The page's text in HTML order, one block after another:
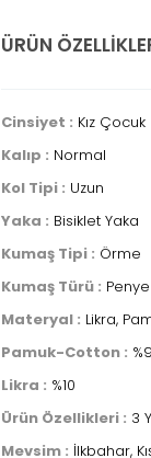
ÜRÜN
Cinsiyet : Kız Çocuk
Kalıp : Normal
Kol Tipi : Uzun
Yaka : Bisiklet Yaka
Kumaş Tipi : Örme
Kumaş Türü : Penye
Materyal : Likra,
Pamuk-Cotton :
Likra : %10
Ürün Özellikleri : 3
Mevsim : İlkbahar,